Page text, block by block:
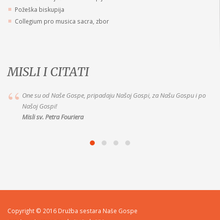
Požeška biskupija
Collegium pro musica sacra, zbor
MISLI I CITATI
Našoj Gospi, za Našu Gospu i po
Ne mogu propustiti ništa
Copyright © 2016 Družba sestara Naše Gospe